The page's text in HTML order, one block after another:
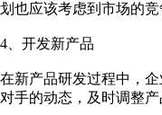
划也应该考虑到市场的竞
4、开发新产品
在新产品研发过程中，
对手的动态，及时调整产